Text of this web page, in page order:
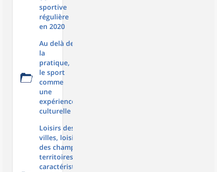
sportive
régulière
en 2020
Au delà de
la
pratique,
le sport
comme
une
expérience
culturelle
Loisirs des
villes, loisirs
des champs :
territoires et
caractéristiques